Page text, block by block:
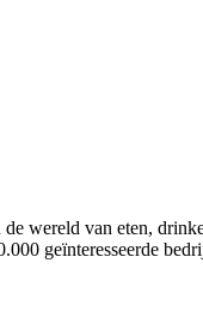
wereld van eten,
geïnteresseerde